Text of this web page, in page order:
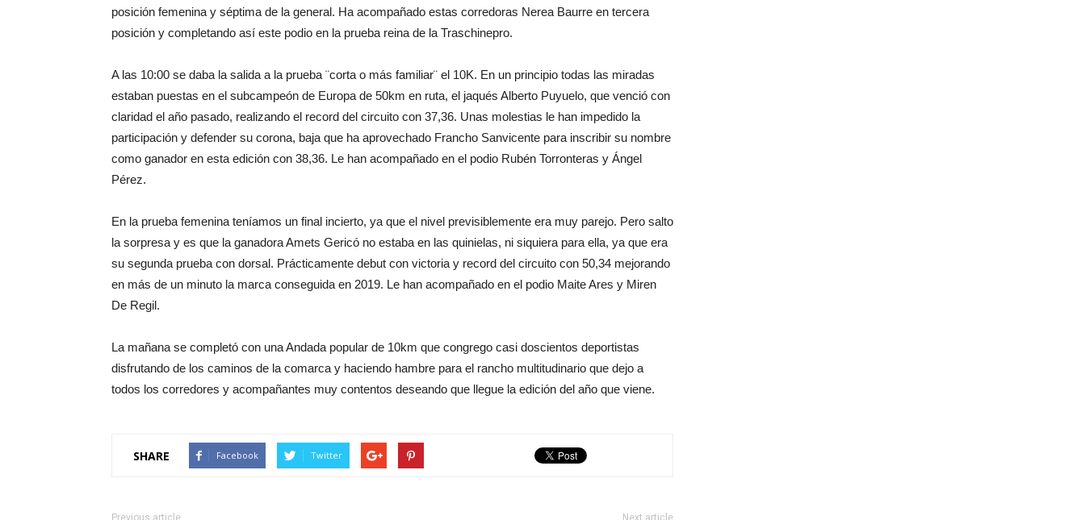
posición femenina y séptima de la general. Ha acompañado estas corredoras Nerea Baurre en tercera
posición y completando así este podio en la prueba reina de la Traschinepro.
A las 10:00 se daba la salida a la prueba ¨corta o más familiar¨ el 10K. En un principio todas las miradas
estaban puestas en el subcampeón de Europa de 50km en ruta, el jaqués Alberto Puyuelo, que venció con
claridad el año pasado, realizando el record del circuito con 37,36. Unas molestias le han impedido la
participación y defender su corona, baja que ha aprovechado Francho Sanvicente para inscribir su nombre
como ganador en esta edición con 38,36. Le han acompañado en el podio Rubén Torronteras y Ángel
Pérez.
En la prueba femenina teníamos un final incierto, ya que el nivel previsiblemente era muy parejo. Pero salto
la sorpresa y es que la ganadora Amets Gericó no estaba en las quinielas, ni siquiera para ella, ya que era
su segunda prueba con dorsal. Prácticamente debut con victoria y record del circuito con 50,34 mejorando
en más de un minuto la marca conseguida en 2019. Le han acompañado en el podio Maite Ares y Miren
De Regil.
La mañana se completó con una Andada popular de 10km que congrego casi doscientos deportistas
disfrutando de los caminos de la comarca y haciendo hambre para el rancho multitudinario que dejo a
todos los corredores y acompañantes muy contentos deseando que llegue la edición del año que viene.
SHARE Facebook Twitter
Previous article Next article